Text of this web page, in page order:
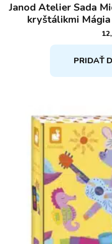
Janod Atelier Sada
kryštálikmi
PRIDAŤ